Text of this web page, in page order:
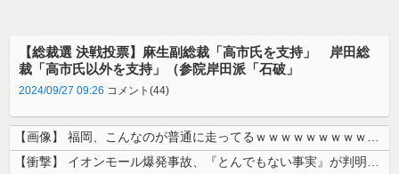
【総裁選 決戦投票】麻生副総裁「高市氏を支持」 岸田総
裁「高市氏以外を支持」（参院岸田派「石破」
2024/09/27 09:26 コメント(44)
【画像】 福岡、こんなのが普通に走ってるｗｗｗｗｗｗｗｗｗｗｗｗｗｗｗ...
【衝撃】 イオンモール爆発事故、『とんでもない事実』が判明してしまう・...